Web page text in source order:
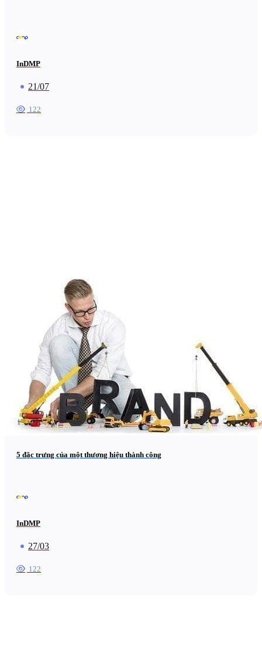
InDMP
21/07
122
5 đặc trưng của một thương hiệu thành công
InDMP
27/03
122